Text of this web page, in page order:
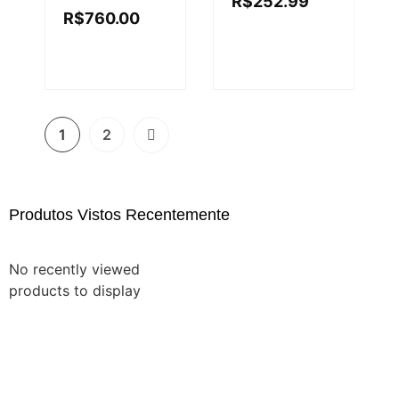
R$760.00
1 2
Produtos Vistos Recentemente
No recently viewed
products to display